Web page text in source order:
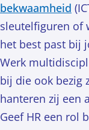
bekwaamheid
sleutelfiguren of
het best past bij
Werk
bij die ook bezig
hanteren zij een
Geef HR een rol